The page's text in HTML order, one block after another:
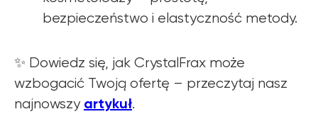
bezpieczeństwo i elastyczność metody.
✨ Dowiedz się, jak CrystalFrax może
wzbogacić Twoją ofertę – przeczytaj nasz
najnowszy artykuł.